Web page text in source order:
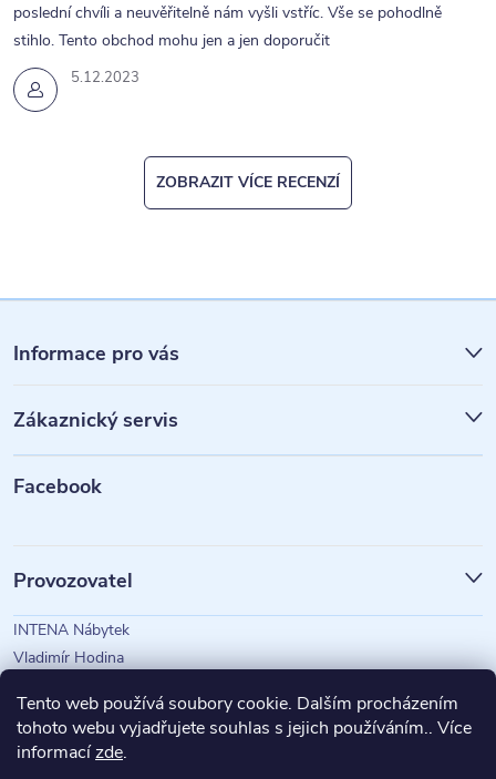
Tento web používá soubory cookie. Dalším procházením
tohoto webu vyjadřujete souhlas s jejich používáním.. Více
informacízde.
5.12.2023
poslední chvíli a neuvěřitelně nám vyšli vstříc. Vše se pohodlně
stihlo. Tento obchod mohu jen a jen doporučit
ZOBRAZIT VÍCE RECENZÍ
á
p
a
Informace pro vás
Zákaznický servis
Facebook
Provozovatel
INTENA Nábytek
Vladimír Hodina